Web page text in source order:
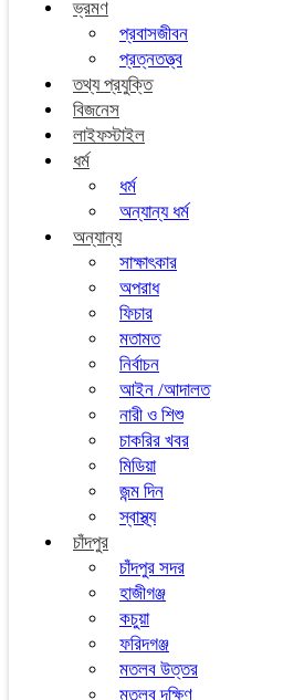
ভ্রমণ
প্রবাসজীবন
প্রত্নতত্ত্ব
তথ্য প্রযুক্তি
বিজনেস
লাইফস্টাইল
ধর্ম
ধর্ম
অন্যান্য ধর্ম
অন্যান্য
সাক্ষাৎকার
অপরাধ
ফিচার
মতামত
নির্বাচন
আইন /আদালত
নারী ও শিশু
চাকরির খবর
মিডিয়া
জন্ম দিন
স্বাস্থ্য
চাঁদপুর
চাঁদপুর সদর
হাজীগঞ্জ
কচুয়া
ফরিদগঞ্জ
মতলব উত্তর
মতলব দক্ষিণ